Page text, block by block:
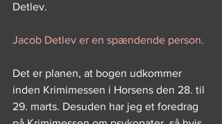
Detlev.
Jacob Detlev er en spændende person.
Det er planen, at bogen udkommer
inden Krimimessen i Horsens den 28. til
29. marts. Desuden har jeg et foredrag